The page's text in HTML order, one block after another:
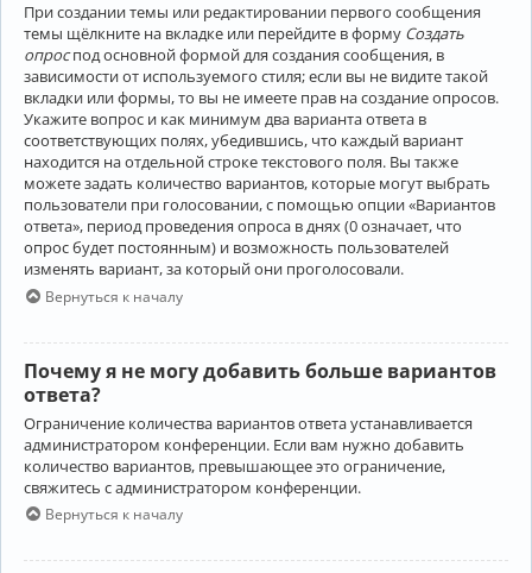
При создании темы или редактировании первого сообщения
темы щёлкните на вкладке или перейдите в форму Создать
опроспод основной формой для создания сообщения, в
зависимости от используемого стиля; если вы не видите такой
вкладки или формы, то вы не имеете прав на создание опросов.
Укажите вопрос и как минимум два варианта ответа в
соответствующих полях, убедившись, что каждый вариант
находится на отдельной строке текстового поля. Вы также
можете задать количество вариантов, которые могут выбрать
пользователи при голосовании, с помощью опции «Вариантов
ответа», период проведения опроса в днях (0 означает, что
опрос будет постоянным) и возможность пользователей
изменять вариант, за который они проголосовали.
Вернуться к началу
Почему я не могу добавить больше вариантов
ответа?
Ограничение количества вариантов ответа устанавливается
администратором конференции. Если вам нужно добавить
количество вариантов, превышающее это ограничение,
свяжитесь с администратором конференции.
Вернуться к началу